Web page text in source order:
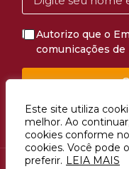
Este site utiliza
melhor. Ao
cookies conforme
cookies. Você pode
preferir. LEIA MAIS
Autorizo que o
comunicações